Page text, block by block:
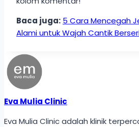
Baca juga: 5 Cara Mencegah
Alami untuk Wajah Cantik
Eva Mulia Clinic
Eva Mulia Clinic adalah klinik